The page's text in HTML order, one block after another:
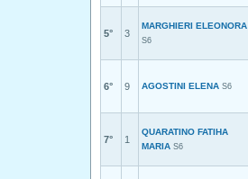
5° 3
MARGHIERI ELEONORA
S6
6° 9 AGOSTINI ELENA S6
7° 1
QUARATINO FATIHA
MARIA S6